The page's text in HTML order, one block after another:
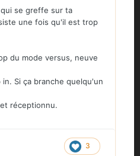
se greffe sur ta
une fois qu'il est trop
du mode versus, neuve
Si ça branche quelqu'un
réceptionnu.
3